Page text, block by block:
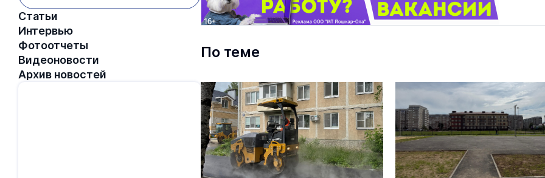
Статьи
Интервью
Фотоотчеты
Видеоновости
Архив новостей
По теме